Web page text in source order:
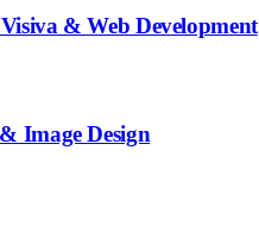
& Web Development
Image Design